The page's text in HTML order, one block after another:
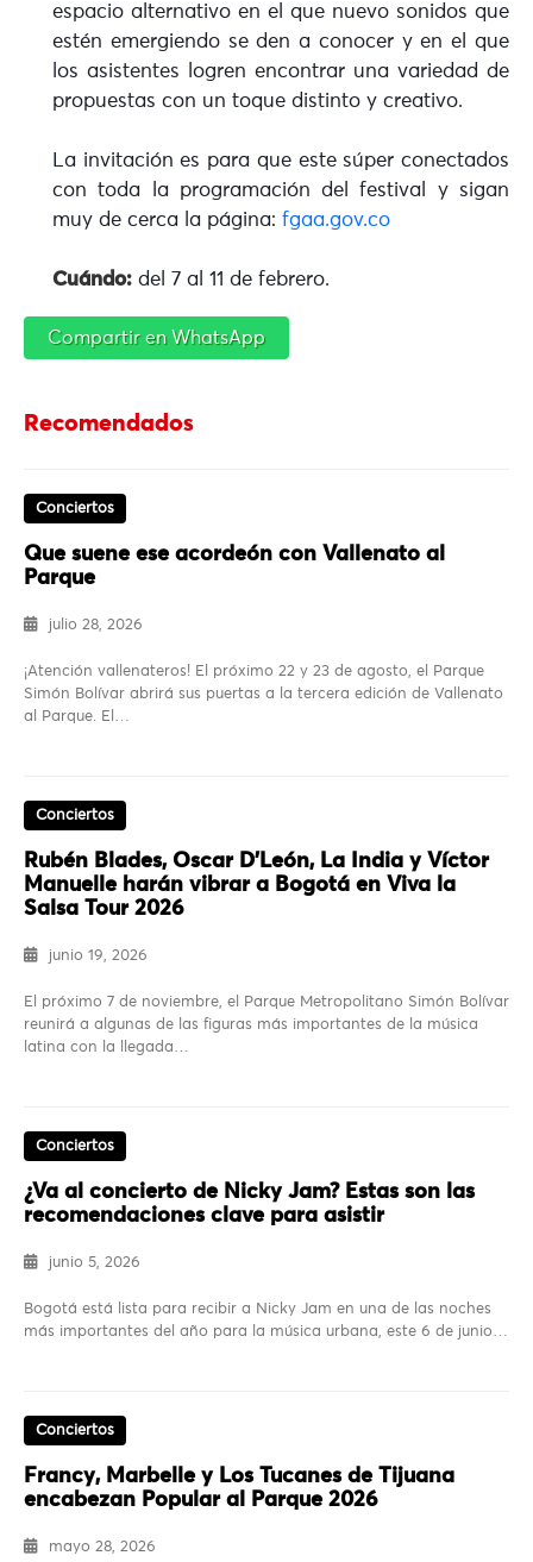
espacio alternativo en el que nuevo sonidos que
estén emergiendo se den a conocer y en el que
los asistentes logren encontrar una variedad de
propuestas con un toque distinto y creativo.
La invitación es para que este súper conectados
con toda la programación del festival y sigan
muy de cerca la página: fgaa.gov.co
Cuándo: del 7 al 11 de febrero.
Compartir en WhatsApp
Recomendados
Conciertos
Que suene ese acordeón con Vallenato al
Parque
julio 28, 2026
¡Atención vallenateros! El próximo 22 y 23 de agosto, el Parque
Simón Bolívar abrirá sus puertas a la tercera edición de Vallenato
al Parque. El…
Conciertos
Rubén Blades, Oscar D’León, La India y Víctor
Manuelle harán vibrar a Bogotá en Viva la
Salsa Tour 2026
junio 19, 2026
El próximo 7 de noviembre, el Parque Metropolitano Simón Bolívar
reunirá a algunas de las figuras más importantes de la música
latina con la llegada…
Conciertos
¿Va al concierto de Nicky Jam? Estas son las
recomendaciones clave para asistir
junio 5, 2026
Bogotá está lista para recibir a Nicky Jam en una de las noches
más importantes del año para la música urbana, este 6 de junio…
Conciertos
Francy, Marbelle y Los Tucanes de Tijuana
encabezan Popular al Parque 2026
mayo 28, 2026